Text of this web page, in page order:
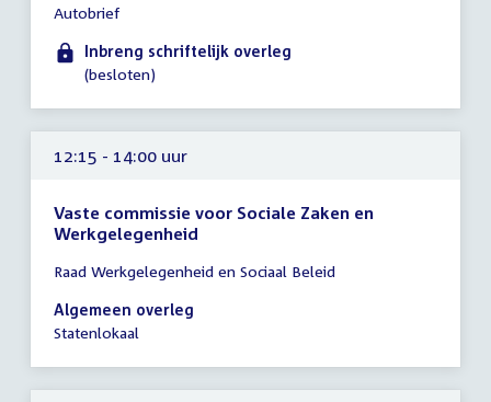
vergadering
tot
12:00
Autobrief
Inbreng schriftelijk overleg
(besloten)
12:15 - 14:00 uur
Vaste commissie voor Sociale Zaken en
Werkgelegenheid
vergadering
12:15
-
uur
Raad Werkgelegenheid en Sociaal Beleid
Algemeen overleg
Statenlokaal